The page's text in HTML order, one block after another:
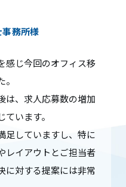
務所様
感じ今回のオフィス移
は、求人応募数の増加
います。
足していますし、特に
レイアウトとご担当者
に対する提案には非常